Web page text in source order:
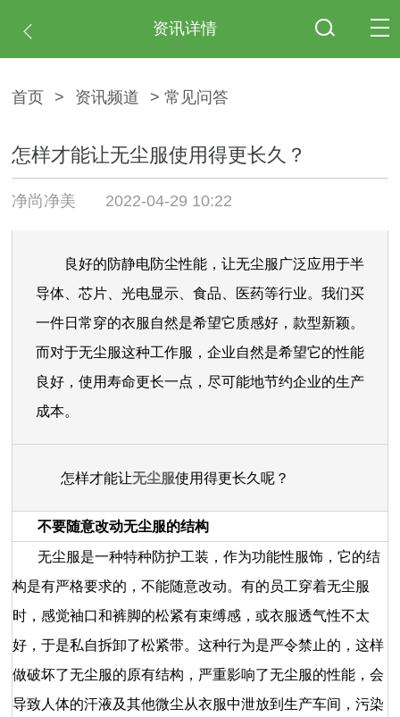
资讯详情
首页 > 资讯频道 > 常见问答
怎样才能让无尘服使用得更长久？
净尚净美 2022-04-29 10:22
良好的防静电防尘性能，让无尘服广泛应用于半
导体、芯片、光电显示、食品、医药等行业。我们买
一件日常穿的衣服自然是希望它质感好，款型新颖。
而对于无尘服这种工作服，企业自然是希望它的性能
良好，使用寿命更长一点，尽可能地节约企业的生产
成本。
怎样才能让无尘服使用得更长久呢？
不要随意改动无尘服的结构
无尘服是一种特种防护工装，作为功能性服饰，它的结
构是有严格要求的，不能随意改动。有的员工穿着无尘服
时，感觉袖口和裤脚的松紧有束缚感，或衣服透气性不太
好，于是私自拆卸了松紧带。这种行为是严令禁止的，这样
做破坏了无尘服的原有结构，严重影响了无尘服的性能，会
导致人体的汗液及其他微尘从衣服中泄放到生产车间，污染